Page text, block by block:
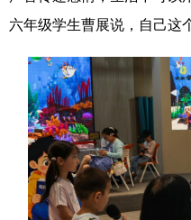
六年级学生曹展说，自己这